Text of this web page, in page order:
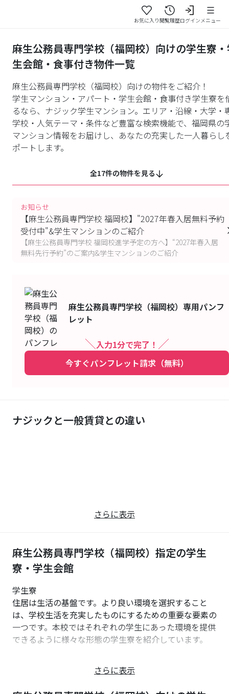
お気に入り閲覧履歴ログインメニュー
麻生公務員専門学校（福岡校）向けの学生寮
生会館・食事付き物件一覧
麻生公務員専門学校（福岡校）向けの物件をご紹介！
学生マンション・アパート・学生会館・食事付き学生寮を
るなら、ナジック学生マンション。エリア・沿線・大学・
学校・人気テーマ・条件など豊富な検索機能で、福岡県の
マンション情報をお届けし、あなたの充実した一人暮らし
ポートします。
全17件の物件を見る
お知らせ
【麻生公務員専門学校 福岡校】"2027年春入居無料予約
受付中"&学生マンションのご紹介
【麻生公務員専門学校 福岡校進学予定の方へ】“2027年春入居
無料先行予約”のご案内&学生マンションのご紹介
麻生公務員専門学校（福岡校） 専用パンフ
レット
入力1分で完了！
今すぐパンフレット請求（無料）
ナジックと一般賃貸との違い
さらに表示
麻生公務員専門学校（福岡校）指定の学生
寮・学生会館
学生寮
住居は生活の基盤です。より良い環境を選択すること
は、学校生活を充実したものにするための重要な要素の
一つです。本校ではそれぞれの学生にあった環境を提供
できるように様々な形態の学生寮を紹介しています。
AIハウスⅡ ( ASO INTERNATIONAL HOUSE Ⅱ)
男子専用
さらに表示